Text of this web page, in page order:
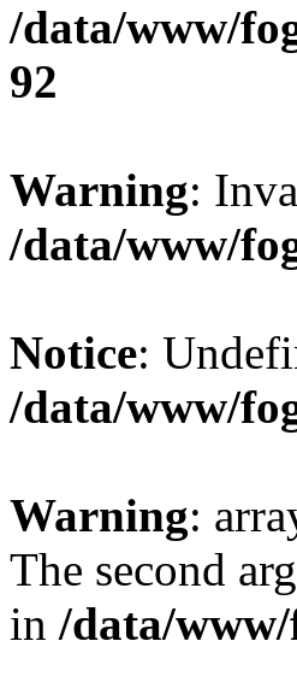
/data/www/
92
Warning:
/data/www/
Notice:
/data/www/
Warning:
The second
in /data/